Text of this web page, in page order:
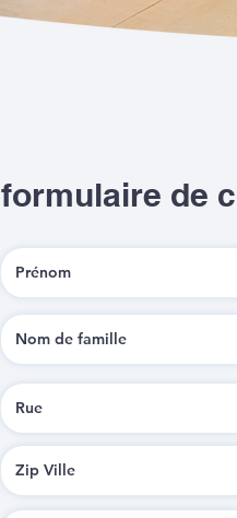
formulaire de